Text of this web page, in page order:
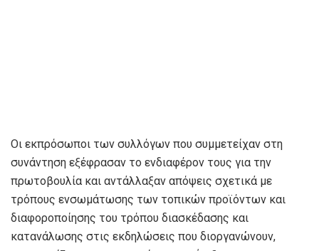
Οι εκπρόσωποι των συλλόγων που συμμετείχαν στη
συνάντηση εξέφρασαν το ενδιαφέρον τους για την
πρωτοβουλία και αντάλλαξαν απόψεις σχετικά με
τρόπους ενσωμάτωσης των τοπικών προϊόντων και
διαφοροποίησης του τρόπου διασκέδασης και
κατανάλωσης στις εκδηλώσεις που διοργανώνουν,